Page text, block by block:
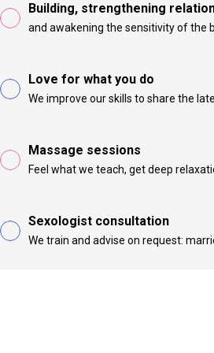
Building, strengthening
and awakening the sensitivity of the
Love for what you do
We improve our skills to share the
Massage sessions
Feel what we teach, get deep
Sexologist consultation
We train and advise on request: